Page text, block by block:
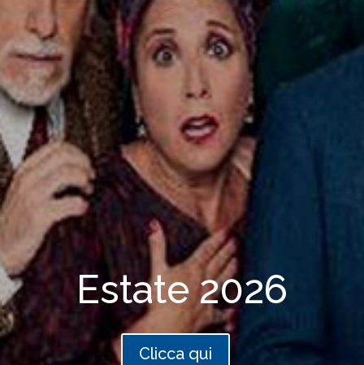
Estate 2026
Clicca qui